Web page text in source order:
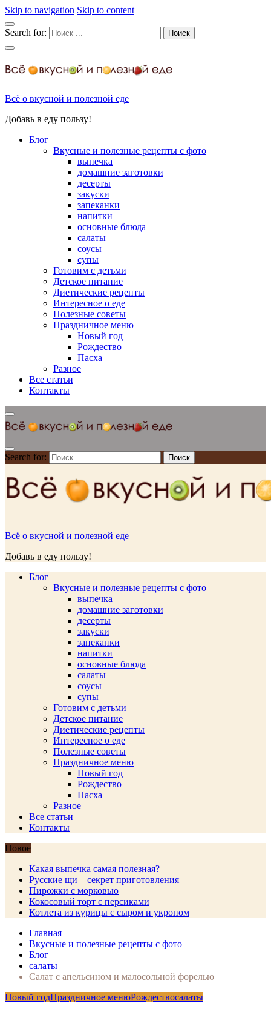
Skip to navigation Skip to content
Search for:
Всё о вкусной и полезной еде
Добавь в еду пользу!
Блог
Вкусные и полезные рецепты с фото
выпечка
домашние заготовки
десерты
закуски
запеканки
напитки
основные блюда
салаты
соусы
супы
Готовим с детьми
Детское питание
Диетические рецепты
Интересное о еде
Полезные советы
Праздничное меню
Новый год
Рождество
Пасха
Разное
Все статьи
Контакты
Search for:
Всё о вкусной и полезной еде
Добавь в еду пользу!
Блог
Вкусные и полезные рецепты с фото
выпечка
домашние заготовки
десерты
закуски
запеканки
напитки
основные блюда
салаты
соусы
супы
Готовим с детьми
Детское питание
Диетические рецепты
Интересное о еде
Полезные советы
Праздничное меню
Новый год
Рождество
Пасха
Разное
Все статьи
Контакты
Новое
Какая выпечка самая полезная?
Русские щи – секрет приготовления
Пирожки с морковью
Кокосовый торт с персиками
Котлета из курицы с сыром и укропом
Главная
Вкусные и полезные рецепты с фото
Блог
салаты
Салат с апельсином и малосольной форелью
Новый годПраздничное менюРождествосалаты